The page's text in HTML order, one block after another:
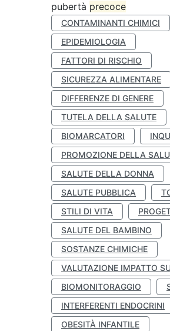
pubertà precoce
CONTAMINANTI CHIMICI
EPIDEMIOLOGIA
FATTORI DI RISCHIO
SICUREZZA ALIMENTARE
DIFFERENZE DI GENERE
TUTELA DELLA SALUTE
BIOMARCATORI
PROMOZIONE DELLA
SALUTE DELLA DONNA
SALUTE PUBBLICA
STILI DI VITA
SALUTE DEL BAMBINO
SOSTANZE CHIMICHE
VALUTAZIONE IMPATTO
BIOMONITORAGGIO
INTERFERENTI ENDOCRINI
OBESITÀ INFANTILE